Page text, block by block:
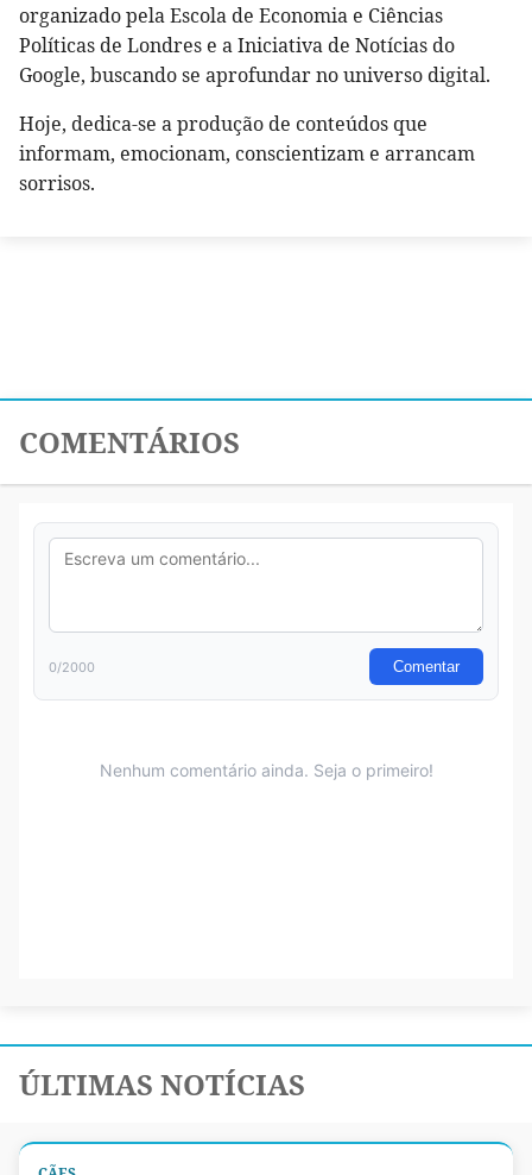
organizado pela Escola de Economia e Ciências
Políticas de Londres e a Iniciativa de Notícias do
Google, buscando se aprofundar no universo digital.
Hoje, dedica-se a produção de conteúdos que
informam, emocionam, conscientizam e arrancam
sorrisos.
COMENTÁRIOS
ÚLTIMAS NOTÍCIAS